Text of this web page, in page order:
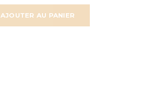
AJOUTER AU PANIER